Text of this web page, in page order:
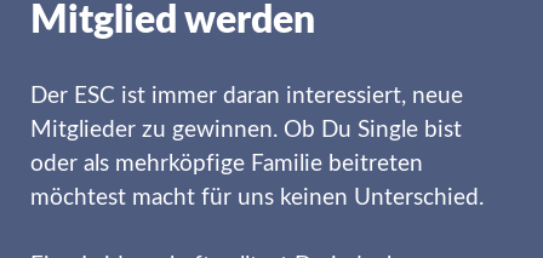
Mitglied werden
Der ESC ist immer daran interessiert, neue
Mitglieder zu gewinnen. Ob Du Single bist
oder als mehrköpfige Familie beitreten
möchtest macht für uns keinen Unterschied.